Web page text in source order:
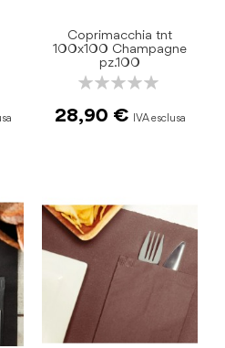
Coprimacchia tnt
100x100 Champagne
pz.100
Rating:
28,90 €